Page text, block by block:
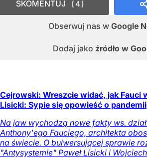
Obserwuj nas w Google
Dodaj jako źródło w
SKOMENTUJ 4
Cejrowski: Wreszcie widać, jak Fauci
Lisicki: Sypie się opowieść o pandemii
Na jaw wychodzą nowe fakty ws.
Anthony'ego Fauciego, architekta
na świecie. O bulwersującej sprawie
"Antysystemie" Paweł Lisicki i